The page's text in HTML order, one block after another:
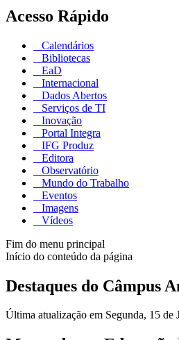
Acesso Rápido
Calendários
Bibliotecas
EaD
Internacional
Dados Abertos
Serviços de TI
Inovação
Portal Integra
IFG Produz
Editora
Observatório
Mundo do Trabalho
Eventos
Imagens
Vídeos
Fim do menu principal
Início do conteúdo da página
Destaques do Câmpus
Última atualização em Segunda, 15 de